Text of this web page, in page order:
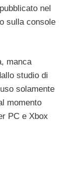
nel
sulla console
manca
studio di
solamente
momento
PC e Xbox